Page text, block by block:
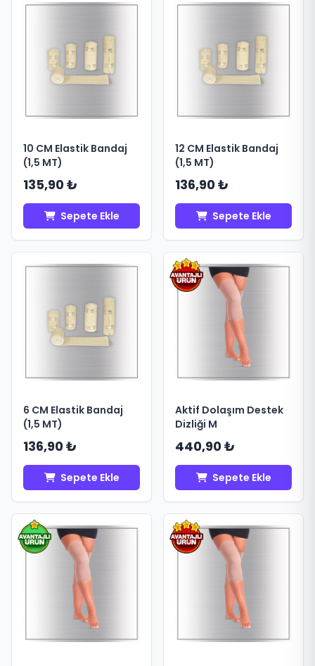
10 CM Elastik Bandaj
(1,5 MT)
135,90 ₺
Sepete Ekle
12 CM Elastik Bandaj
(1,5 MT)
136,90 ₺
Sepete Ekle
6 CM Elastik Bandaj
(1,5 MT)
136,90 ₺
Sepete Ekle
Aktif Dolaşım Destek
Dizliği M
440,90 ₺
Sepete Ekle